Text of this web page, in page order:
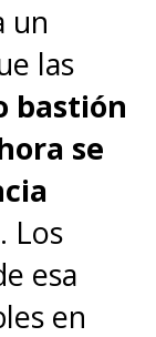
un
las
bastión
se
. Los
esa
en